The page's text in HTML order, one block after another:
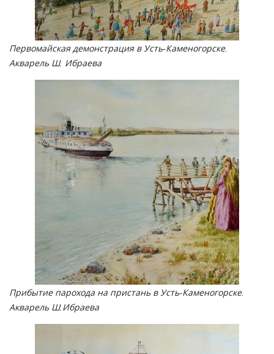
Первомайская демонстрация в Усть-Каменогорске.
Акварель Ш. Ибраева
Прибытие парохода на пристань в Усть-Каменогорске.
Акварель Ш.Ибраева